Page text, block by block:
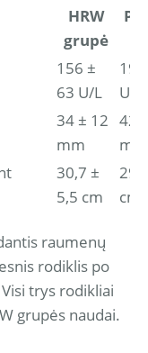
HRW
grupė
156 ±
63 U/L
U/L
34 ± 12
mm
42
mm
30,7 ±
5,5 cm
cm
raumenų
rodiklis po
trys rodikliai
grupės naudai.